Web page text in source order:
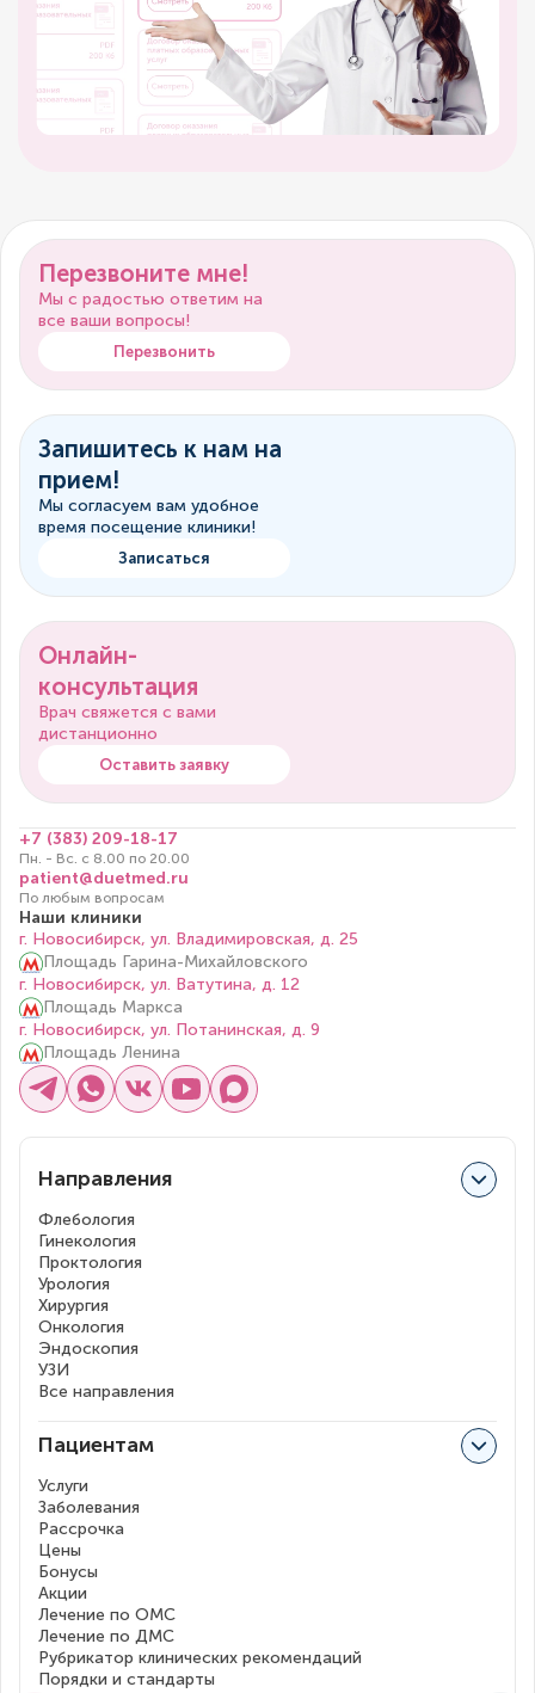
Перезвоните мне!
Мы с радостью ответим на
все ваши вопросы!
Перезвонить
Запишитесь к нам на
прием!
Мы согласуем вам удобное
время посещение клиники!
Записаться
Онлайн-
консультация
Врач свяжется с вами
дистанционно
Оставить заявку
+7 (383) 209-18-17
Пн. - Вс. с 8.00 по 20.00
patient@duetmed.ru
По любым вопросам
Наши клиники
г. Новосибирск, ул. Владимировская, д. 25
Площадь Гарина-Михайловского
г. Новосибирск, ул. Ватутина, д. 12
Площадь Маркса
г. Новосибирск, ул. Потанинская, д. 9
Площадь Ленина
Направления
Флебология
Гинекология
Проктология
Урология
Хирургия
Онкология
Эндоскопия
УЗИ
Все направления
Пациентам
Услуги
Заболевания
Рассрочка
Цены
Бонусы
Акции
Лечение по ОМС
Лечение по ДМС
Рубрикатор клинических рекомендаций
Порядки и стандарты